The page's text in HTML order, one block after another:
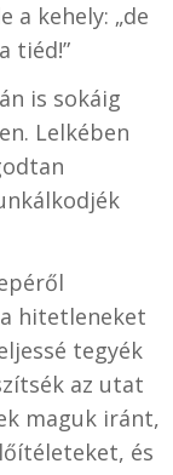
a kehely: „de
tiéd!”
is sokáig
Lelkében
hitetleneket
tegyék
az utat
maguk iránt,
és